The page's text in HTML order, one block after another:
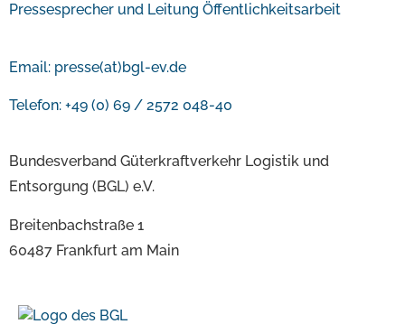
Pressesprecher und Leitung Öffentlichkeitsarbeit
Email: presse(at)bgl-ev.de
Telefon: +49 (0) 69 / 2572 048-40
Bundesverband Güterkraftverkehr Logistik und
Entsorgung (BGL) e.V.
Breitenbachstraße 1
60487 Frankfurt am Main